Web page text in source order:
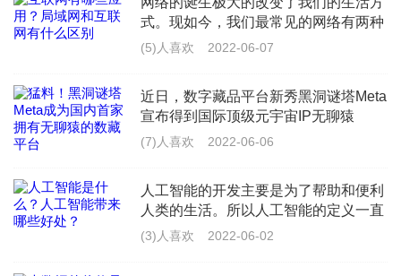
统文化IP的商业应用。同步推进与广轻工美港等省属国
化，激励更多青年艺术家专注于自己喜欢的创作表达。
此次与无聊猿#4089的合作，再一次彰显了黑洞谜塔
Meta已发布了Yuga Labs旗下Meebits系列盲盒。黑洞谜
塔Meta创始人介绍称，“我们清楚地看到Web 3.0的发展
式。现如今，我们最常见的网络有两种
类型，一种是局域网，一种是互联网。
(5)人喜欢 2022-06-07
近日，数字藏品平台新秀黑洞谜塔Meta
宣布得到国际顶级元宇宙IP无聊猿
#4089的独家授权，将以二创形式上线
未来会作
(7)人喜欢 2022-06-06
人工智能的开发主要是为了帮助和便利
人类的生活。所以人工智能的定义一直
以来都是以“协助人类”而存在的。人工
(3)人喜欢 2022-06-02